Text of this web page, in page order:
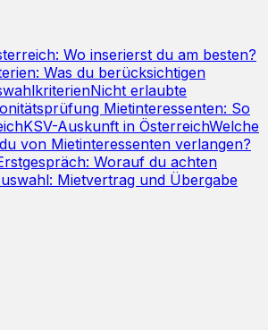
Wo inserierst du am besten?
Was du berücksichtigen
Nicht erlaubte
Mietinteressenten: So
KSV-Auskunft in ÖsterreichWelche
von Mietinteressenten verlangen?
Worauf du achten
Mietvertrag und Übergabe